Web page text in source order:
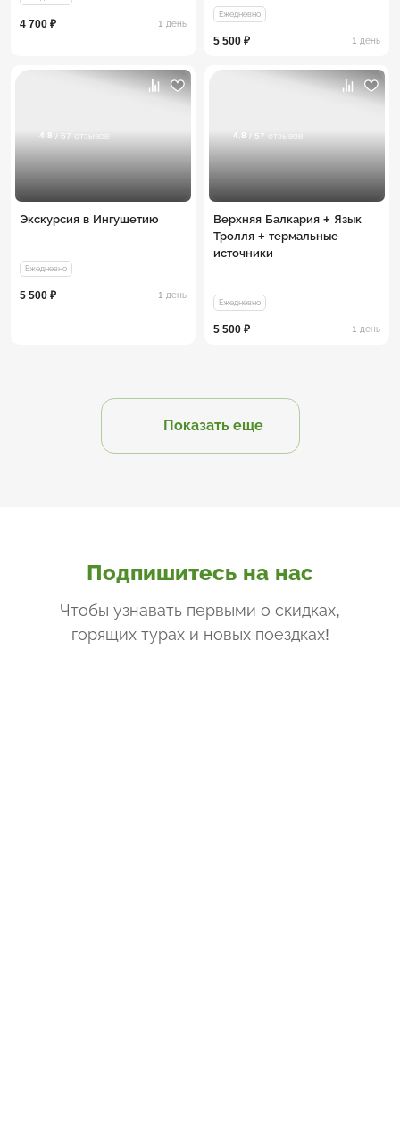
4 700 ₽ 1 день
Ежедневно
5 500 ₽ 1 день
4.8 / 57 отзывов
Экскурсия в Ингушетию
Ежедневно
5 500 ₽ 1 день
4.8 / 57 отзывов
Верхняя Балкария + Язык
Тролля + термальные
источники
Ежедневно
5 500 ₽ 1 день
Показать еще
Подпишитесь на нас
Чтобы узнавать первыми о скидках,
горящих турах и новых поездках!